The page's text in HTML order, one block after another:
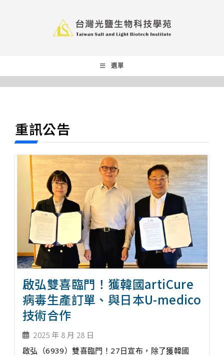
選單
重訊公告
啟弘雙喜臨門！獲韓國artiCure
病毒生產訂單、與日本U-medico
技術合作
2025 年 8 月 28 日
啟弘（6939）雙喜臨門！27日宣布，除了獲韓國